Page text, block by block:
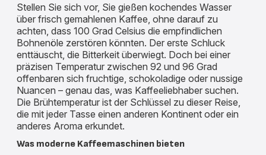
Stellen Sie sich vor, Sie gießen kochendes Wasser
über frisch gemahlenen Kaffee, ohne darauf zu
achten, dass 100 Grad Celsius die empfindlichen
Bohnenöle zerstören könnten. Der erste Schluck
enttäuscht, die Bitterkeit überwiegt. Doch bei einer
präzisen Temperatur zwischen 92 und 96 Grad
offenbaren sich fruchtige, schokoladige oder nussige
Nuancen – genau das, was Kaffeeliebhaber suchen.
Die Brühtemperatur ist der Schlüssel zu dieser Reise,
die mit jeder Tasse einen anderen Kontinent oder ein
anderes Aroma erkundet.
Was moderne Kaffeemaschinen bieten